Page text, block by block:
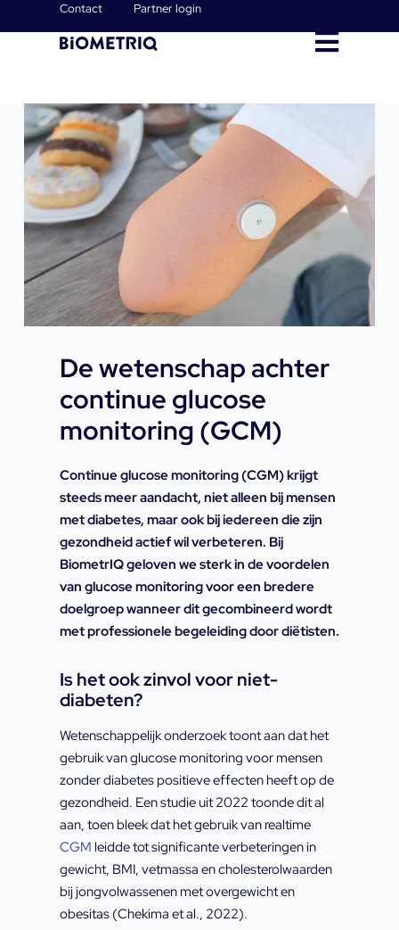
Contact Partner login
De wetenschap achter
continue glucose
monitoring (GCM)
Continue glucose monitoring (CGM) krijgt
steeds meer aandacht, niet alleen bij mensen
met diabetes, maar ook bij iedereen die zijn
gezondheid actief wil verbeteren. Bij
BiometrIQ geloven we sterk in de voordelen
van glucose monitoring voor een bredere
doelgroep wanneer dit gecombineerd wordt
met professionele begeleiding door diëtisten.
Is het ook zinvol voor niet-
diabeten?
Wetenschappelijk onderzoek toont aan dat het
gebruik van glucose monitoring voor mensen
zonder diabetes positieve effecten heeft op de
gezondheid. Een studie uit 2022 toonde dit al
aan, toen bleek dat het gebruik van realtime
CGM leidde tot significante verbeteringen in
gewicht, BMI, vetmassa en cholesterolwaarden
bij jongvolwassenen met overgewicht en
obesitas (Chekima et al., 2022).